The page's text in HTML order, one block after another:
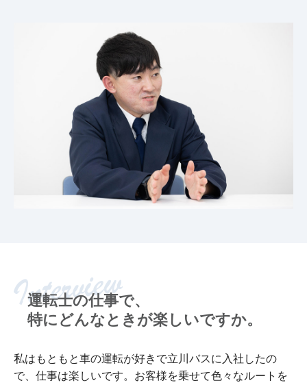
運転士の仕事で、
特にどんなときが楽しいですか。
私はもともと車の運転が好きで立川バスに入社したの
で、仕事は楽しいです。お客様を乗せて色々なルートを